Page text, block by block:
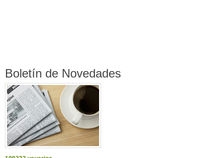
Boletín de Novedades